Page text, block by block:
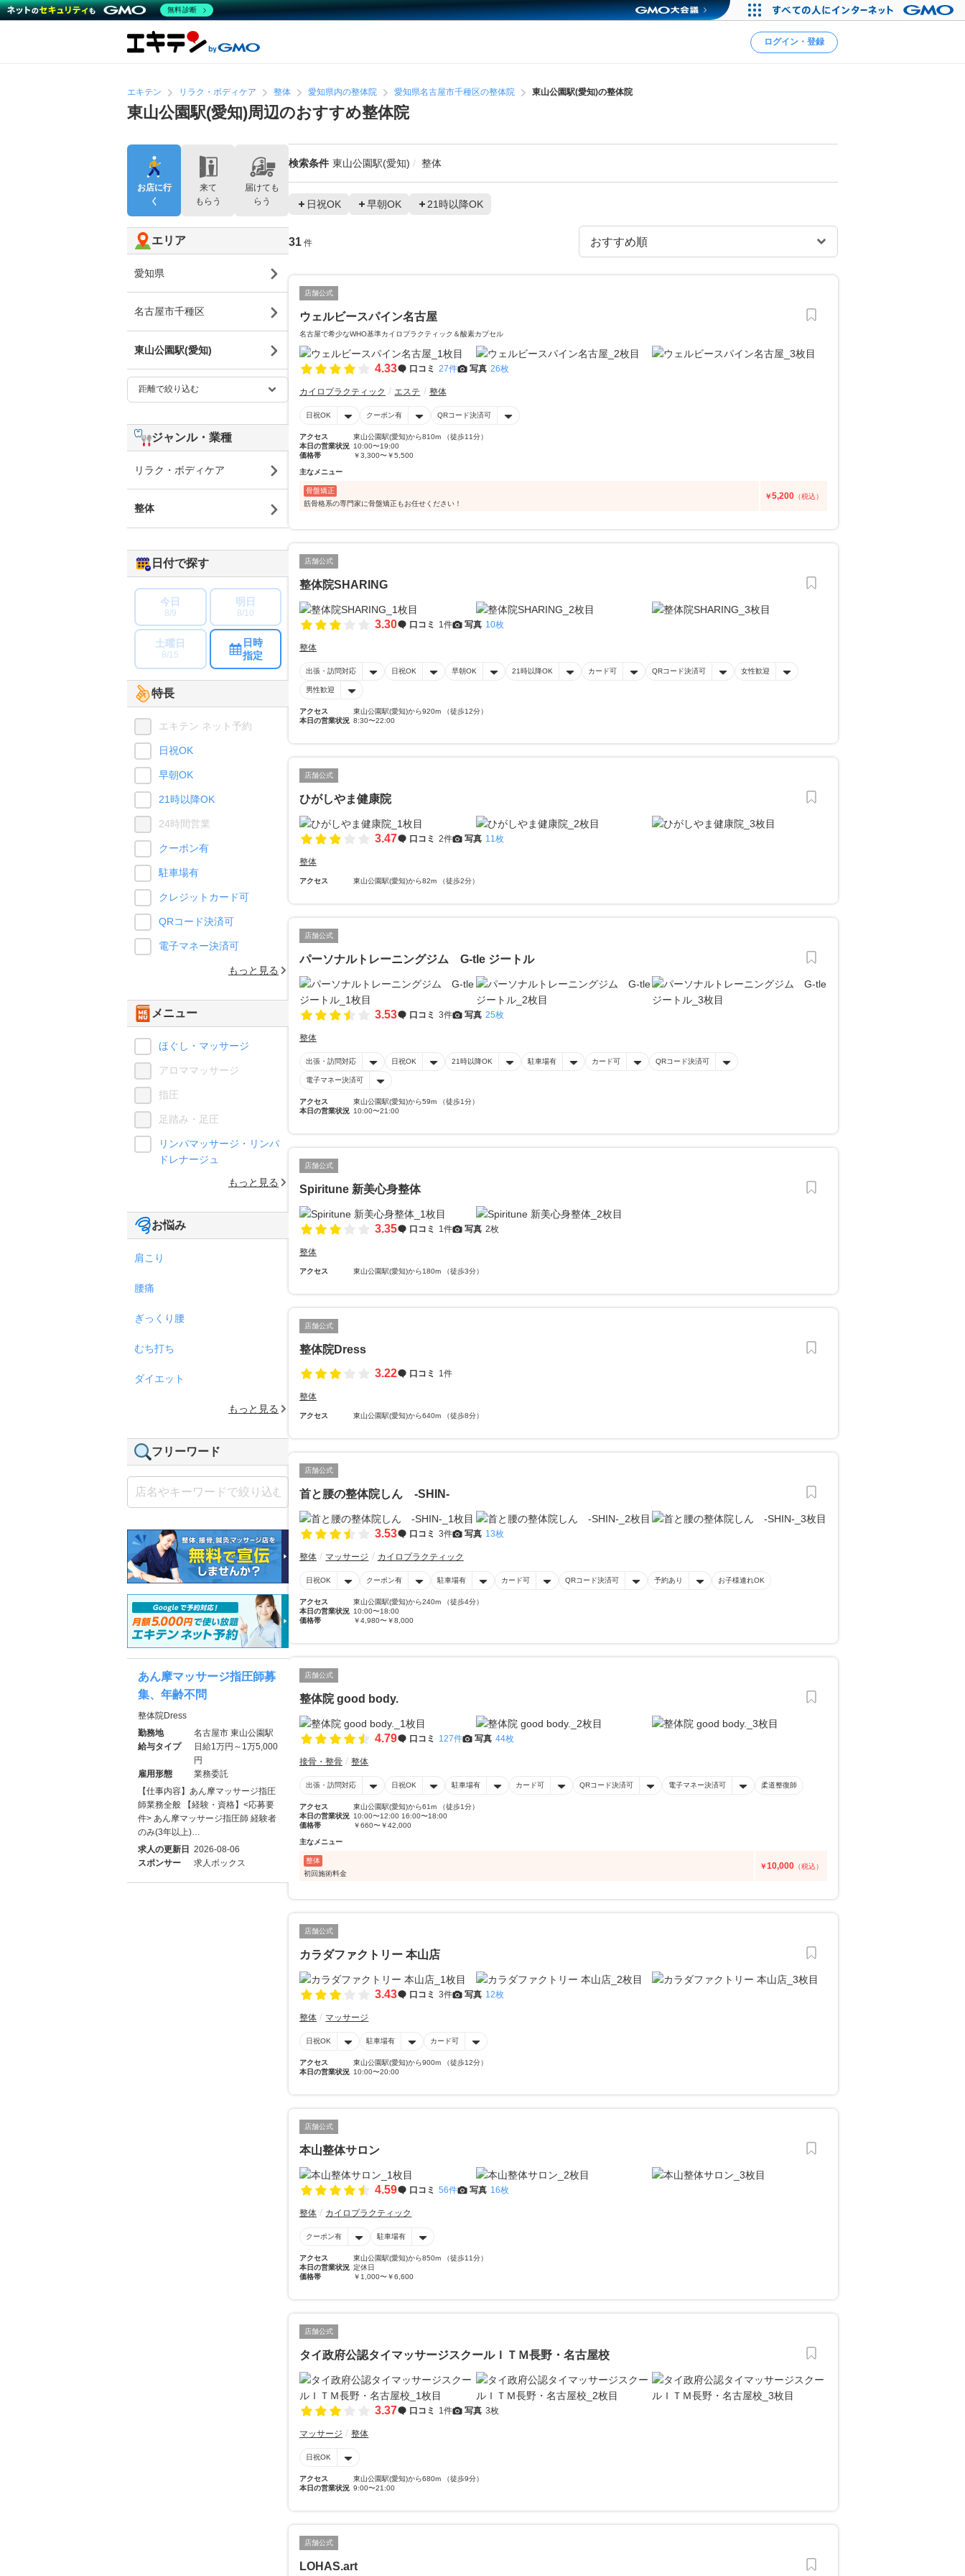
ログイン・登録
エキテン リラク・ボディケア 整体 愛知県内の整体院 愛知県名古屋市千種区の整体院 東山公園駅(愛知)の整体院
東山公園駅(愛知)周辺のおすすめ整体院
検索条件 東山公園駅(愛知) 整体
日祝OK 早朝OK 21時以降OK
31 件
店舗公式
ウェルビースパイン名古屋
名古屋で希少なWHO基準カイロプラクティック＆酸素カプセル
4.33 口コミ 27件 写真 26枚
カイロプラクティック エステ 整体
日祝OK クーポン有 QRコード決済可
アクセス
東山公園駅(愛知)から810m （徒歩11分）
本日の営業状況 10:00〜19:00
価格帯
￥3,300〜￥5,500
主なメニュー
骨盤矯正
筋骨格系の専門家に骨盤矯正もお任せください！
￥5,200 （税込）
店舗公式
整体院SHARING
3.30 口コミ 1件 写真 10枚
整体
出張・訪問対応 日祝OK 早朝OK 21時以降OK カード可 QRコード決済可 女性歓迎
男性歓迎
アクセス
東山公園駅(愛知)から920m （徒歩12分）
本日の営業状況 8:30〜22:00
店舗公式
ひがしやま健康院
3.47 口コミ 2件 写真 11枚
整体
アクセス 東山公園駅(愛知)から82m （徒歩2分）
店舗公式
パーソナルトレーニングジム G-tle ジートル
3.53 口コミ 3件 写真 25枚
整体
出張・訪問対応 日祝OK 21時以降OK 駐車場有 カード可 QRコード決済可
電子マネー決済可
アクセス
東山公園駅(愛知)から59m （徒歩1分）
本日の営業状況 10:00〜21:00
店舗公式
Spiritune 新美心身整体
3.35 口コミ 1件 写真 2枚
整体
アクセス 東山公園駅(愛知)から180m （徒歩3分）
店舗公式
整体院Dress
3.22
口コミ 1件
整体
アクセス 東山公園駅(愛知)から640m （徒歩8分）
店舗公式
首と腰の整体院しん -SHIN-
3.53 口コミ 3件 写真 13枚
整体 マッサージ カイロプラクティック
日祝OK クーポン有 駐車場有 カード可 QRコード決済可 予約あり お子様連れOK
アクセス
東山公園駅(愛知)から240m （徒歩4分）
本日の営業状況 10:00〜18:00
価格帯
￥4,980〜￥8,000
店舗公式
整体院 good body.
4.79 口コミ 127件 写真 44枚
接骨・整骨 整体
出張・訪問対応 日祝OK 駐車場有 カード可 QRコード決済可 電子マネー決済可 柔道整復師
アクセス
東山公園駅(愛知)から61m （徒歩1分）
本日の営業状況 10:00〜12:00 16:00〜18:00
価格帯
￥660〜￥42,000
主なメニュー
整体
初回施術料金
￥10,000 （税込）
店舗公式
カラダファクトリー 本山店
3.43 口コミ 3件 写真 12枚
整体 マッサージ
日祝OK 駐車場有 カード可
アクセス
東山公園駅(愛知)から900m （徒歩12分）
本日の営業状況 10:00〜20:00
店舗公式
本山整体サロン
4.59 口コミ 56件 写真 16枚
整体 カイロプラクティック
クーポン有 駐車場有
アクセス
東山公園駅(愛知)から850m （徒歩11分）
本日の営業状況 定休日
価格帯
￥1,000〜￥6,600
店舗公式
タイ政府公認タイマッサージスクールＩＴＭ長野・名古屋校
3.37 口コミ 1件 写真 3枚
マッサージ 整体
日祝OK
アクセス
東山公園駅(愛知)から680m （徒歩9分）
本日の営業状況 9:00〜21:00
店舗公式
LOHAS.art
お店に行
く
来て
もらう
届けても
らう
エリア
愛知県
名古屋市千種区
東山公園駅(愛知)
ジャンル・業種
リラク・ボディケア
整体
日付で探す
今日
8/9
明日
8/10
土曜日
8/15
日時
指定
特長
エキテン ネット予約
日祝OK
早朝OK
21時以降OK
24時間営業
クーポン有
駐車場有
クレジットカード可
QRコード決済可
電子マネー決済可
もっと見る
メニュー
ほぐし・マッサージ
アロママッサージ
指圧
足踏み・足圧
リンパマッサージ・リンパ
ドレナージュ
もっと見る
お悩み
肩こり
腰痛
ぎっくり腰
むち打ち
ダイエット
もっと見る
フリーワード
あん摩マッサージ指圧師募
集、年齢不問
整体院Dress
勤務地
名古屋市 東山公園駅
給与タイプ
日給1万円～1万5,000
円
雇用形態
業務委託
【仕事内容】あん摩マッサージ指圧
師業務全般 【経験・資格】<応募要
件> あん摩マッサージ指圧師 経験者
のみ(3年以上)…
求人の更新日 2026-08-06
スポンサー
求人ボックス
無料診断